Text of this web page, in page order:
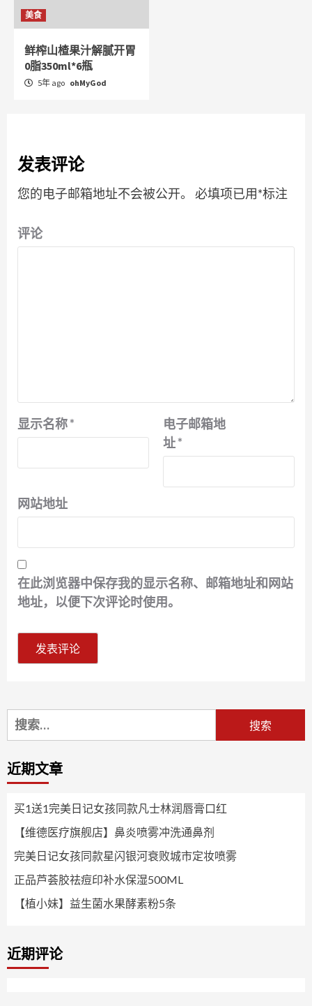
美食
鲜榨山楂果汁解腻开胃
0脂350ml*6瓶
5年 ago ohMyGod
发表评论
您的电子邮箱地址不会被公开。 必填项已用*标注
评论
显示名称*
电子邮箱地
址*
网站地址
在此浏览器中保存我的显示名称、邮箱地址和网站
地址，以便下次评论时使用。
搜
索：
近期文章
买1送1完美日记女孩同款凡士林润唇膏口红
【维德医疗旗舰店】鼻炎喷雾冲洗通鼻剂
完美日记女孩同款星闪银河衰败城市定妆喷雾
正品芦荟胶祛痘印补水保湿500ML
【植小妹】益生菌水果酵素粉5条
近期评论